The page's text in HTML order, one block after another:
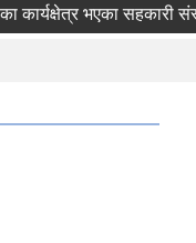
भएका सहकारी